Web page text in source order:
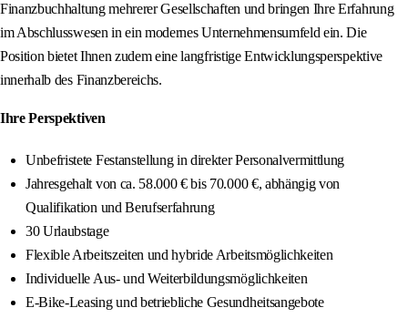
Finanzbuchhaltung mehrerer Gesellschaften und bringen Ihre Erfahrung
im Abschlusswesen in ein modernes Unternehmensumfeld ein. Die
Position bietet Ihnen zudem eine langfristige Entwicklungsperspektive
innerhalb des Finanzbereichs.
Ihre Perspektiven
Unbefristete Festanstellung in direkter Personalvermittlung
Jahresgehalt von ca. 58.000 € bis 70.000 €, abhängig von
Qualifikation und Berufserfahrung
30 Urlaubstage
Flexible Arbeitszeiten und hybride Arbeitsmöglichkeiten
Individuelle Aus- und Weiterbildungsmöglichkeiten
E-Bike-Leasing und betriebliche Gesundheitsangebote